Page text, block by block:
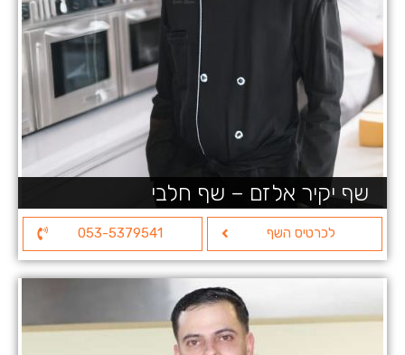
שף יקיר אלזם – שף חלבי
לכרטיס השף 053-5379541